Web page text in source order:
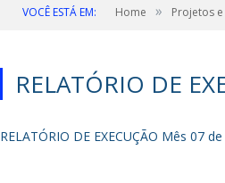
VOCÊ ESTÁ EM: Home » Projetos
RELATÓRIO DE
RELATÓRIO DE EXECUÇÃO Mês 07